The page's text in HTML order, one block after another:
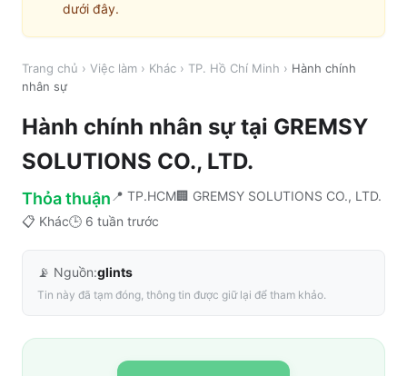
dưới đây.
Trang chủ › Việc làm › Khác › TP. Hồ Chí Minh › Hành chính
nhân sự
Hành chính nhân sựtại GREMSY
SOLUTIONS CO., LTD.
Thỏa thuận 📍 TP.HCM🏢 GREMSY SOLUTIONS CO., LTD.
📋 Khác🕒 6 tuần trước
📡 Nguồn:glints
Tin này đã tạm đóng, thông tin được giữ lại để tham khảo.